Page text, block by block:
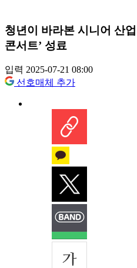
청년이 바라본 시니어 산
콘서트’ 성료
입력 2025-07-21 08:00
선호매체 추가